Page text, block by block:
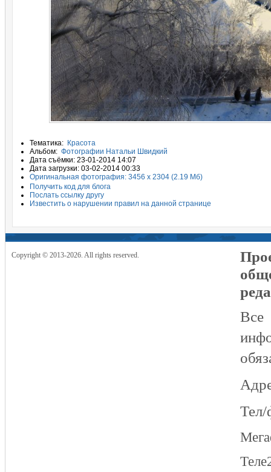
Тематика: Красота
Альбом: Фотографии Натальи Швидкий
Дата съёмки: 23-01-2014 14:07
Дата загрузки: 03-02-2014 00:33
Оригинальная фотография: 3456 x 2304 (2.19 Мб)
Получить код для блога
Послать ссылку другу
Известить о нарушении правил на данной странице
Copyright © 2013-2026. All rights reserved.